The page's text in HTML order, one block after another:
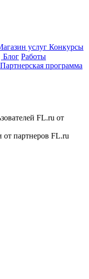
услуг Конкурсы
Блог Работы
Партнерская программа
FL.ru от
партнеров FL.ru